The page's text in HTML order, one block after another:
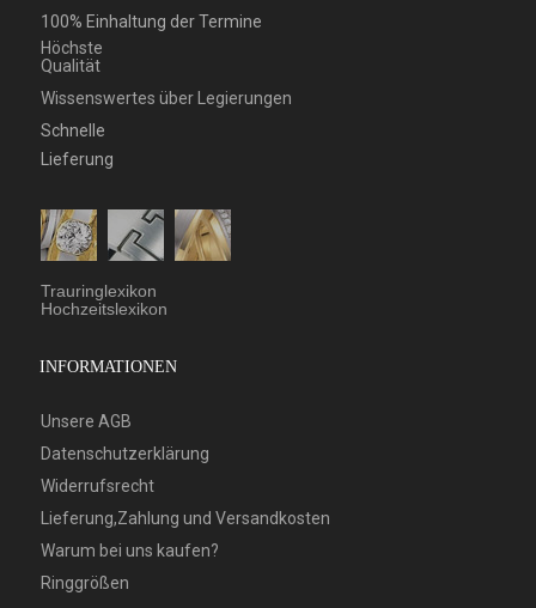
100% Einhaltung der Termine
Höchste
Qualität
Wissenswertes über Legierungen
Schnelle
Lieferung
Trauringlexikon
Hochzeitslexikon
INFORMATIONEN
Unsere AGB
Datenschutzerklärung
Widerrufsrecht
Lieferung,Zahlung und Versandkosten
Warum bei uns kaufen?
Ringgrößen